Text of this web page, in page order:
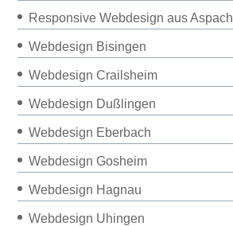
Responsive Webdesign aus Aspach
Webdesign Bisingen
Webdesign Crailsheim
Webdesign Dußlingen
Webdesign Eberbach
Webdesign Gosheim
Webdesign Hagnau
Webdesign Uhingen